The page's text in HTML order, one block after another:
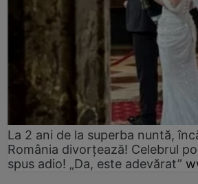
La 2 ani de la superba nuntă,
România divorțează! Celebrul
spus adio! „Da, este adevărat”